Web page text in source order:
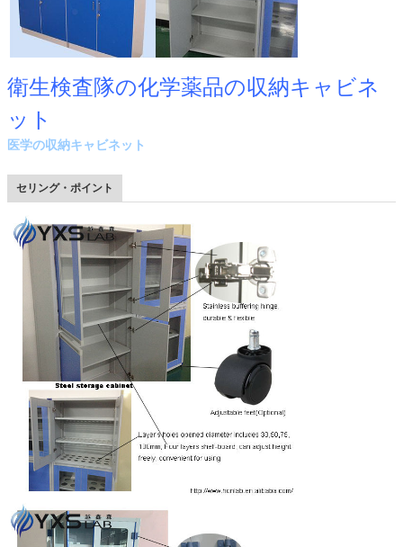
衛生検査隊の化学薬品の収納キャビネ
ット
医学の収納キャビネット
セリング・ポイント